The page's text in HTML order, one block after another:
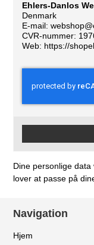
Ehlers-Danlos
Denmark
E-mail:
CVR-nummer:
Web: https://
Dine personlige
lover at passe på
Navigation
Hjem